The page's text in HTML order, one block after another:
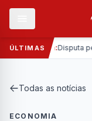
ÚLTIMAS
Política:Disputa pela
Todas as notícias
ECONOMIA